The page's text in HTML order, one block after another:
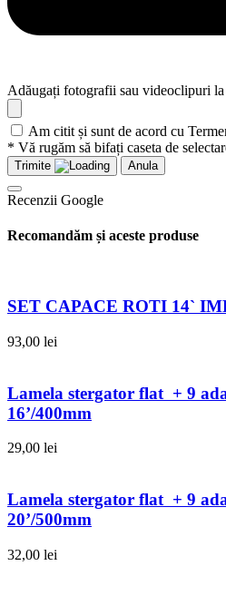
Adăugați fotografii sau videoclipuri la
Am citit și sunt de acord cu
* Vă rugăm să bifați caseta de
Trimite Anula
Recenzii Google
Recomandăm și aceste produse
SET CAPACE ROTI 14`
93,00 lei
Lamela stergator flat + 9
16’/400mm
29,00 lei
Lamela stergator flat + 9
20’/500mm
32,00 lei